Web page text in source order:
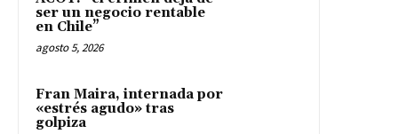
ser un negocio rentable
en Chile”
agosto 5, 2026
Fran Maira, internada por
«estrés agudo» tras
golpiza